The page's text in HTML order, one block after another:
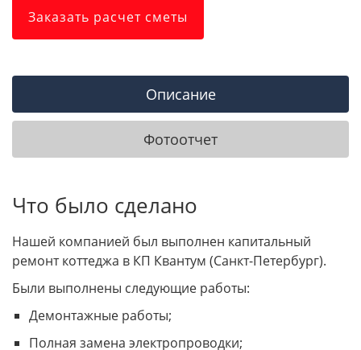
Заказать расчет сметы
Описание
Фотоотчет
Что было сделано
Нашей компанией был выполнен капитальный
ремонт коттеджа в КП Квантум (Санкт-Петербург).
Были выполнены следующие работы:
Демонтажные работы;
Полная замена электропроводки;